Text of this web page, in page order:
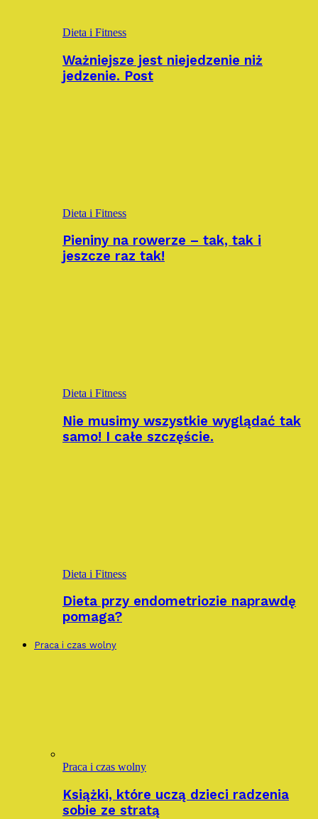
Dieta i Fitness
Ważniejsze jest niejedzenie niż
jedzenie. Post
Dieta i Fitness
Pieniny na rowerze – tak, tak i
jeszcze raz tak!
Dieta i Fitness
Nie musimy wszystkie wyglądać tak
samo! I całe szczęście.
Dieta i Fitness
Dieta przy endometriozie naprawdę
pomaga?
Praca i czas wolny
Praca i czas wolny
Książki, które uczą dzieci radzenia
sobie ze stratą